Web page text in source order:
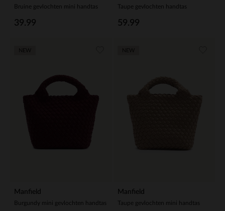
Bruine gevlochten mini handtas
39.99
Taupe gevlochten handtas
59.99
Manfield
Burgundy mini gevlochten handtas
Manfield
Taupe gevlochten mini handtas